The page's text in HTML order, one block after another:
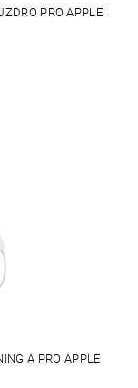
PRO APPLE
A PRO APPLE